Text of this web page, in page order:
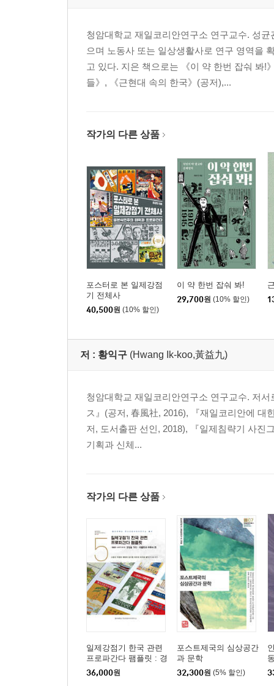
재일조선인 역사 속 한국전쟁의 재난적 성격 검
I. 머리말
II. 제노사이드와 트라우마 속 재일조선인의 재난:
생명 존중 공동체 확립을 위한 간호윤리 중요성:
I. 머리말
II. 전쟁에 대한 윤리적 접근
III. 간호윤리
IV. 한국전쟁 시 간호사의 역할
V. 맺음말
독일 나치정권의 식량정책과 생명정치: 통곡물빵
I. 머리말
II. 식량정책과 나치정권의 생명정치: 연구사
III. 나치정권의 식단개입과 식량정책
찾아보기
청암대학교 재일코리안연구소 연구교수. 성
으며 노동사 또는 일상생활사로 연구 영역을
고 있다. 지은 책으로는 《이 약 한번 잡숴 봐!
들》, 《근현대 속의 한국》(공저),...
작가의 다른 상품
포스터로 본 일제강점
기 전체사
40,500원 (10% 할인)
이 약 한번 잡숴 봐!
29,700원 (10% 할인)
저 : 황익구 (Hwang Ik-koo,黃益九)
청암대학교 재일코리안연구소 연구교수. 저
ス』(공저, 春風社, 2016), 『재일코리안에 대
저, 도서출판 선인, 2018), 『일제침략기 사진
기획과 신체...
작가의 다른 상품
일제강점기 한국 관련
프로파간다 팸플릿 : 경
성을 가다 - 리플릿과
브로셔 편
36,000원
포스트제국의 심상공간
과 문학
32,300원 (5% 할인)